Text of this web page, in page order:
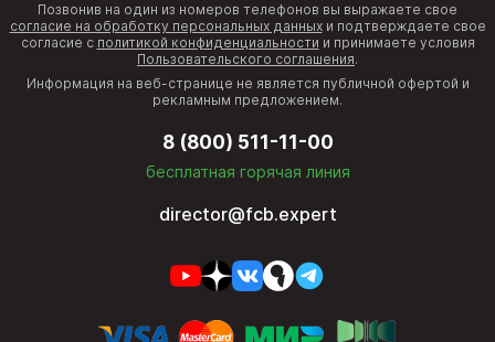
Позвонив на один из номеров телефонов вы выражаете свое
согласие на обработку персональных данныхи подтверждаете свое
согласие с политикой конфиденциальности и принимаете условия
Пользовательского соглашения.
Информация на веб-странице не является публичной офертой и
рекламным предложением.
8 (800) 511-11-00
бесплатная горячая линия
director@fcb.expert